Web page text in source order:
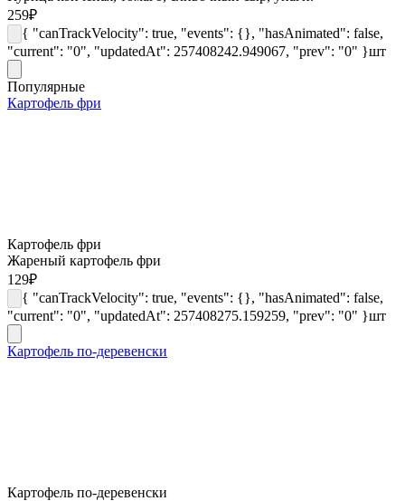
259₽
{ "canTrackVelocity": true, "events": {}, "hasAnimated": false,
"current": "0", "updatedAt": 257408242.949067, "prev": "0" }шт
Популярные
Картофель фри
Картофель фри
Жареный картофель фри
129₽
{ "canTrackVelocity": true, "events": {}, "hasAnimated": false,
"current": "0", "updatedAt": 257408275.159259, "prev": "0" }шт
Картофель по-деревенски
Картофель по-деревенски